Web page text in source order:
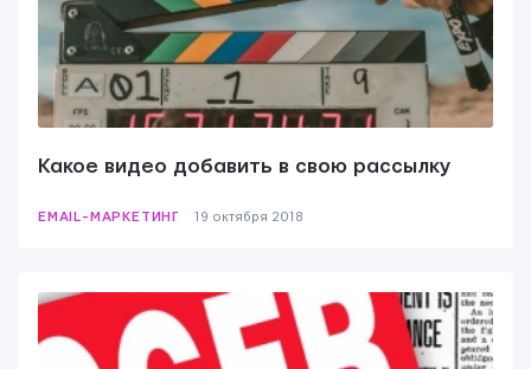
Какое видео добавить в свою рассылку
EMAIL-МАРКЕТИНГ 19 октября 2018